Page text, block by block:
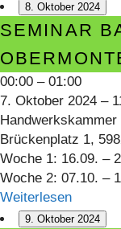
8. Oktober 2024
Seminar
Obermonteur
BTGA
SEMINAR
00:00 – 01:00
7. Oktober 2024 –
Brückenplatz 1,
Woche 1: 16.09. –
Woche 2: 07.10. –
Weiterlesen
9. Oktober 2024